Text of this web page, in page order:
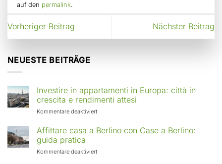
auf den permalink.
Vorheriger Beitrag Nächster Beitrag
NEUESTE BEITRÄGE
Investire in appartamenti in Europa: città in
crescita e rendimenti attesi
Kommentare deaktiviertfür
in
Europa:
Affittare casa a Berlino con Case a Berlino:
guida pratica
Kommentare deaktiviertfür